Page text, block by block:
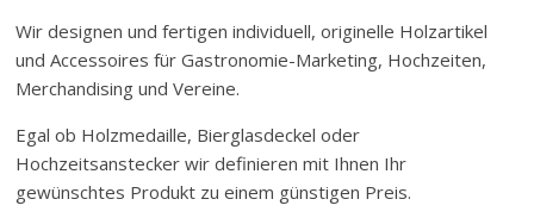
Wir designen und fertigen individuell, originelle Holzartikel
und Accessoires für Gastronomie-Marketing, Hochzeiten,
Merchandising und Vereine.
Egal ob Holzmedaille, Bierglasdeckel oder
Hochzeitsanstecker wir definieren mit Ihnen Ihr
gewünschtes Produkt zu einem günstigen Preis.